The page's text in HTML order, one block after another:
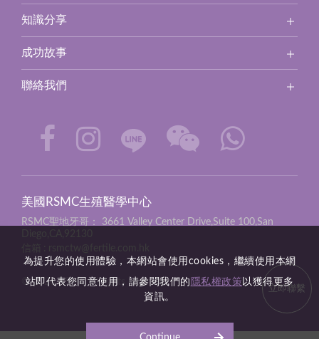
知識分享
成功故事
聯絡我們
美國RSMC生殖醫學中心
RSMC聖地牙哥：
3661 Valley Center Drive,Suite 100,San
Diego,CA,92130
信箱
rsmctw@fertile.com.hk
© 2026 RSMC all rights reserved.
立即聯繫
為提升您的使用體驗，本網站會使用cookies，繼續使用本網
站即代表您同意使用，請參閱我們的 隱私權政策 以獲得更多
資訊。